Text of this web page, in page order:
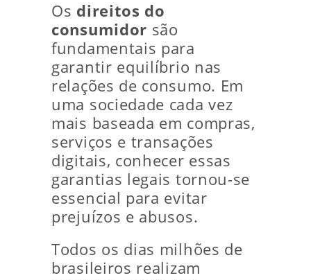
Os direitos do
consumidor são
fundamentais para
garantir equilíbrio nas
relações de consumo. Em
uma sociedade cada vez
mais baseada em compras,
serviços e transações
digitais, conhecer essas
garantias legais tornou-se
essencial para evitar
prejuízos e abusos.
Todos os dias milhões de
brasileiros realizam